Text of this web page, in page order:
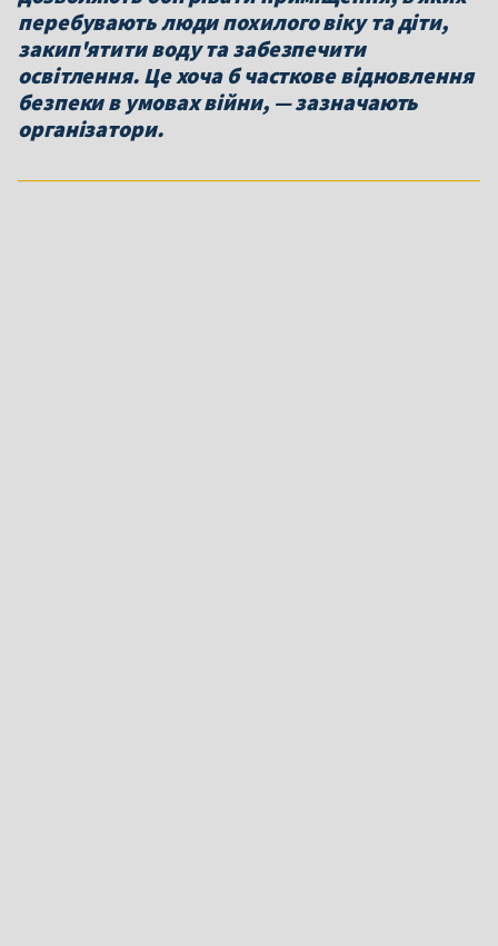
перебувають люди похилого віку та діти,
закип'ятити воду та забезпечити
освітлення. Це хоча б часткове відновлення
безпеки в умовах війни, — зазначають
організатори.